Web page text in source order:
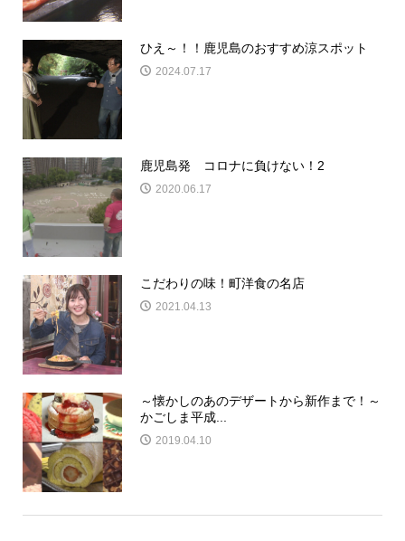
ひえ～！！鹿児島のおすすめ涼スポット
2024.07.17
鹿児島発 コロナに負けない！2
2020.06.17
こだわりの味！町洋食の名店
2021.04.13
～懐かしのあのデザートから新作まで！～
かごしま平成...
2019.04.10